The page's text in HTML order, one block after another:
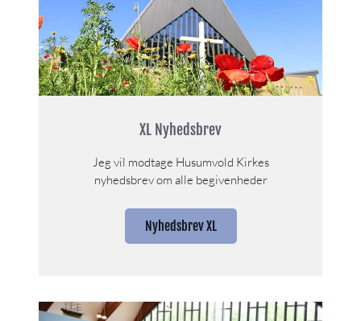
XL Nyhedsbrev
Jeg vil modtage Husumvold Kirkes
nyhedsbrev om alle begivenheder
Nyhedsbrev XL